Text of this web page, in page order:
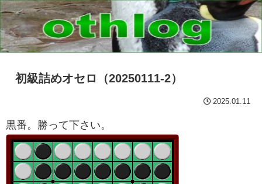
初級詰めオセロ（20250111-2）
2025.01.11
黒番。勝って下さい。